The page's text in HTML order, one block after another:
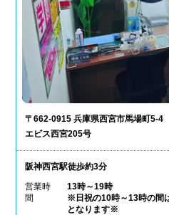
〒662-0915 兵庫県西宮市馬場町5-4
エビス西宮205号
阪神西宮駅徒歩約3分
営業時
間
13時～19時
※日祝の10時～13時の間
となります※